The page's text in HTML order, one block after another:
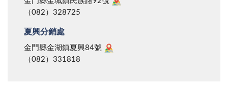
（082）328725
夏興分銷處
金門縣金湖鎮夏興84號
（082）331818